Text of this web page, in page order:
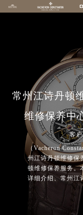
常州江诗丹顿
维修保养中
客
（Vacheron
州江诗丹顿维修保
顿维修保养服务。
详细介绍、常州江